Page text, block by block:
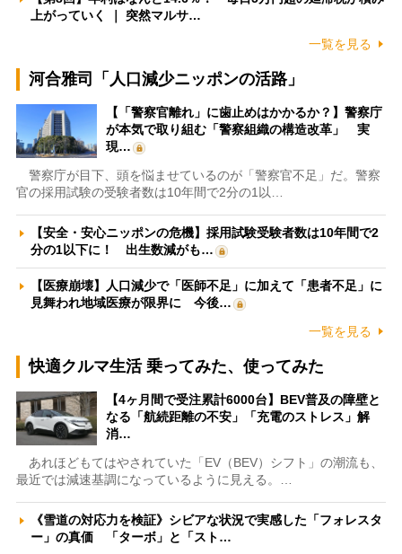
上がっていく ｜ 突然マルサ…
一覧を見る
河合雅司「人口減少ニッポンの活路」
【「警察官離れ」に歯止めはかかるか？】警察庁
が本気で取り組む「警察組織の構造改革」 実
現…
警察庁が目下、頭を悩ませているのが「警察官不足」だ。警察
官の採用試験の受験者数は10年間で2分の1以…
【安全・安心ニッポンの危機】採用試験受験者数は10年間で2
分の1以下に！ 出生数減がも…
【医療崩壊】人口減少で「医師不足」に加えて「患者不足」に
見舞われ地域医療が限界に 今後…
一覧を見る
快適クルマ生活 乗ってみた、使ってみた
【4ヶ月間で受注累計6000台】BEV普及の障壁と
なる「航続距離の不安」「充電のストレス」解
消…
あれほどもてはやされていた「EV（BEV）シフト」の潮流も、
最近では減速基調になっているように見える。…
《雪道の対応力を検証》シビアな状況で実感した「フォレスタ
ー」の真価 「ターボ」と「スト…